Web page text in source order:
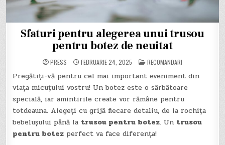
Sfaturi pentru alegerea unui trusou
pentru botez de neuitat
PRESS FEBRUARIE 24, 2025 POSTED
IN
RECOMANDARI
Pregătiți-vă pentru cel mai important eveniment din
viața micuțului vostru! Un botez este o sărbătoare
specială, iar amintirile create vor rămâne pentru
totdeauna. Alegeți cu grijă fiecare detaliu, de la rochița
bebelușului până la trusou pentru botez. Un trusou
pentru botez perfect va face diferența!